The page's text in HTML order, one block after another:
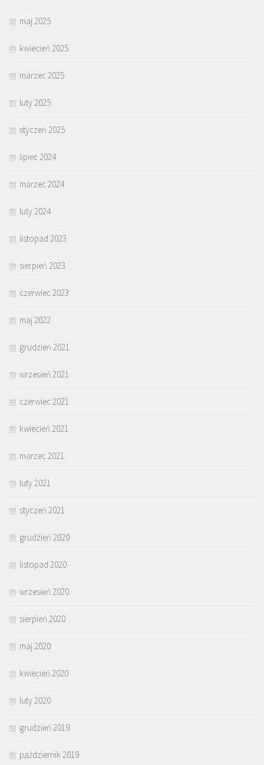
maj 2025
kwiecień 2025
marzec 2025
luty 2025
styczeń 2025
lipiec 2024
marzec 2024
luty 2024
listopad 2023
sierpień 2023
czerwiec 2023
maj 2022
grudzień 2021
wrzesień 2021
czerwiec 2021
kwiecień 2021
marzec 2021
luty 2021
styczeń 2021
grudzień 2020
listopad 2020
wrzesień 2020
sierpień 2020
maj 2020
kwiecień 2020
luty 2020
grudzień 2019
październik 2019